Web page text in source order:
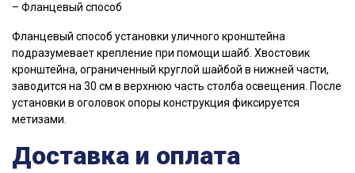
– Фланцевый способ
Фланцевый способ установки уличного кронштейна
подразумевает крепление при помощи шайб. Хвостовик
кронштейна, ограниченный круглой шайбой в нижней части,
заводится на 30 см в верхнюю часть столба освещения. После
установки в оголовок опоры конструкция фиксируется
метизами.
Доставка и оплата